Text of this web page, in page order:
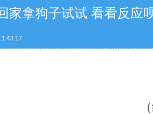
家拿狗子试试 看看反应